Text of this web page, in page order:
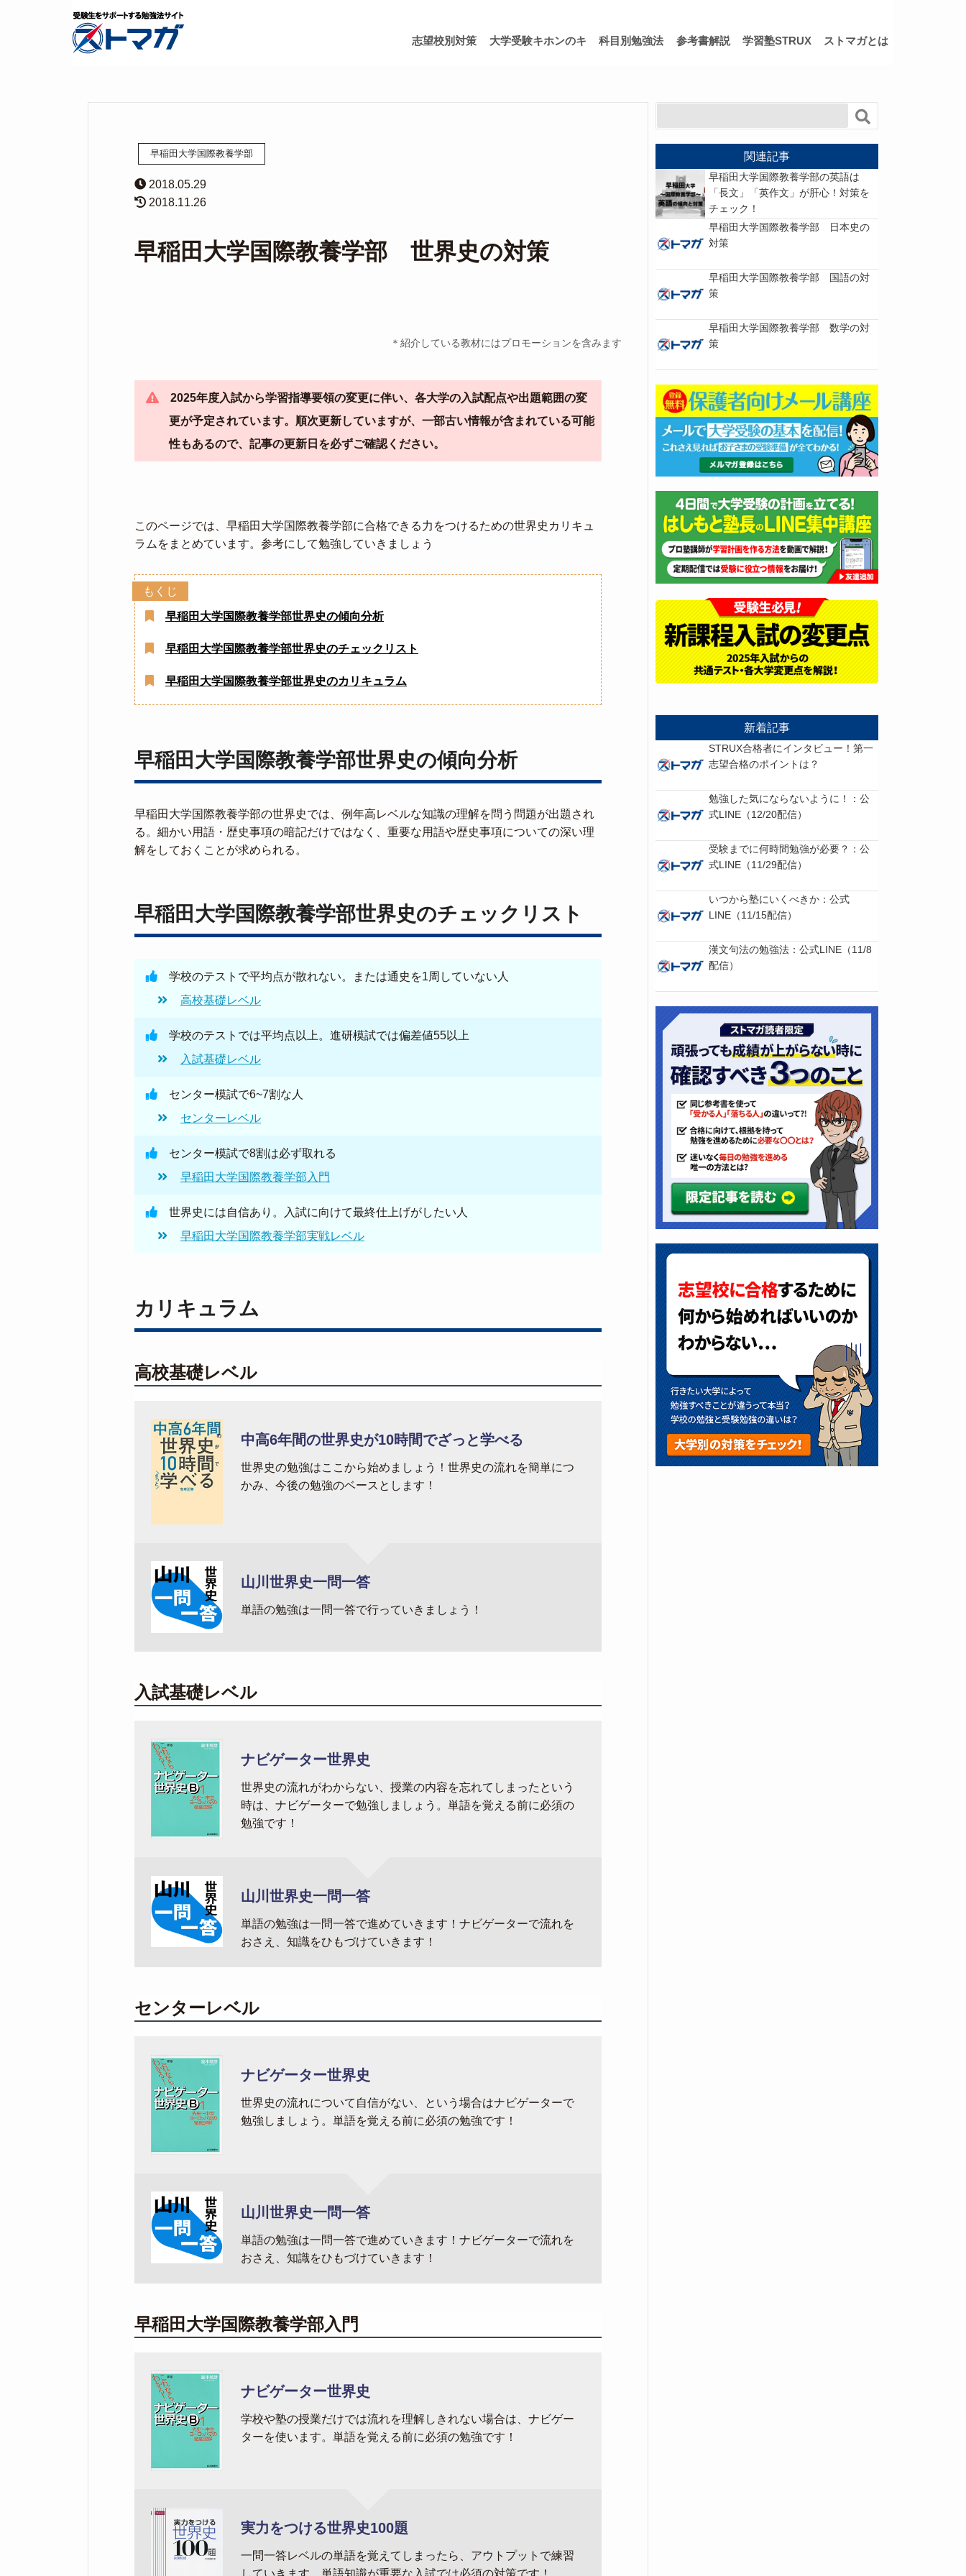
志望校別対策 大学受験キホンのキ 科目別勉強法 参考書解説 学習塾STRUX ストマガとは
早稲田大学国際教養学部
2018.05.29
2018.11.26
早稲田大学国際教養学部 世界史の対策
＊紹介している教材にはプロモーションを含みます
2025年度入試から学習指導要領の変更に伴い、各大学の入試配点や出題範囲の変
更が予定されています。順次更新していますが、一部古い情報が含まれている可能
性もあるので、記事の更新日を必ずご確認ください。
このページでは、早稲田大学国際教養学部に合格できる力をつけるための世界史カリキュ
ラムをまとめています。参考にして勉強していきましょう
早稲田大学国際教養学部世界史の傾向分析
早稲田大学国際教養学部世界史のチェックリスト
早稲田大学国際教養学部世界史のカリキュラム
早稲田大学国際教養学部世界史の傾向分析
早稲田大学国際教養学部の世界史では、例年高レベルな知識の理解を問う問題が出題され
る。細かい用語・歴史事項の暗記だけではなく、重要な用語や歴史事項についての深い理
解をしておくことが求められる。
早稲田大学国際教養学部世界史のチェックリスト
学校のテストで平均点が散れない。または通史を1周していない人
高校基礎レベル
学校のテストでは平均点以上。進研模試では偏差値55以上
入試基礎レベル
センター模試で6~7割な人
センターレベル
センター模試で8割は必ず取れる
早稲田大学国際教養学部入門
世界史には自信あり。入試に向けて最終仕上げがしたい人
早稲田大学国際教養学部実戦レベル
カリキュラム
高校基礎レベル
中高6年間の世界史が10時間でざっと学べる
世界史の勉強はここから始めましょう！世界史の流れを簡単につ
かみ、今後の勉強のベースとします！
山川世界史一問一答
単語の勉強は一問一答で行っていきましょう！
入試基礎レベル
ナビゲーター世界史
世界史の流れがわからない、授業の内容を忘れてしまったという
時は、ナビゲーターで勉強しましょう。単語を覚える前に必須の
勉強です！
山川世界史一問一答
単語の勉強は一問一答で進めていきます！ナビゲーターで流れを
おさえ、知識をひもづけていきます！
センターレベル
ナビゲーター世界史
世界史の流れについて自信がない、という場合はナビゲーターで
勉強しましょう。単語を覚える前に必須の勉強です！
山川世界史一問一答
単語の勉強は一問一答で進めていきます！ナビゲーターで流れを
おさえ、知識をひもづけていきます！
早稲田大学国際教養学部入門
ナビゲーター世界史
学校や塾の授業だけでは流れを理解しきれない場合は、ナビゲー
ターを使います。単語を覚える前に必須の勉強です！
実力をつける世界史100題
一問一答レベルの単語を覚えてしまったら、アウトプットで練習
していきます。単語知識が重要な入試では必須の対策です！
関連記事
早稲田大学国際教養学部の英語は
「長文」「英作文」が肝心！対策を
チェック！
早稲田大学国際教養学部 日本史の
対策
早稲田大学国際教養学部 国語の対
策
早稲田大学国際教養学部 数学の対
策
新着記事
STRUX合格者にインタビュー！第一
志望合格のポイントは？
勉強した気にならないように！：公
式LINE（12/20配信）
受験までに何時間勉強が必要？：公
式LINE（11/29配信）
いつから塾にいくべきか：公式
LINE（11/15配信）
漢文句法の勉強法：公式LINE（11/8
配信）